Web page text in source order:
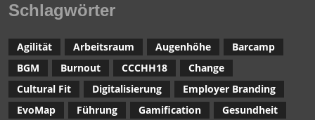
Schlagwörter
Agilität Arbeitsraum Augenhöhe
Barcamp
BGM
Burnout CCCHH18
Change
Cultural Fit
Digitalisierung
Employer Branding
EvoMap
Führung Gamification
Gesundheit